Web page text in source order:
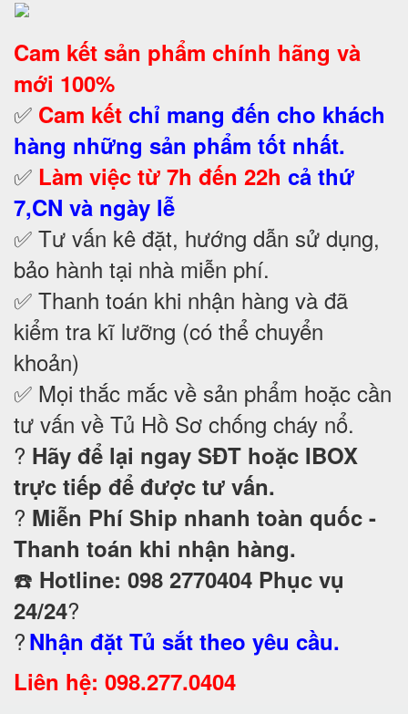
Cam kết sản phẩm chính hãng và
mới 100%
✅ Cam kết chỉ mang đến cho khách
hàng những sản phẩm tốt nhất.
✅ Làm việc từ 7h đến 22h cả thứ
7,CN và ngày lễ
✅ Tư vấn kê đặt, hướng dẫn sử dụng,
bảo hành tại nhà miễn phí.
✅ Thanh toán khi nhận hàng và đã
kiểm tra kĩ lưỡng (có thể chuyển
khoản)
✅ Mọi thắc mắc về sản phẩm hoặc cần
tư vấn về Tủ Hồ Sơ chống cháy nổ.
? Hãy để lại ngay SĐT hoặc IBOX
trực tiếp để được tư vấn.
? Miễn Phí Ship nhanh toàn quốc -
Thanh toán khi nhận hàng.
☎️ Hotline: 098 2770404 Phục vụ
24/24?
?Nhận đặt Tủ sắt theo yêu cầu.
Liên hệ: 098.277.0404